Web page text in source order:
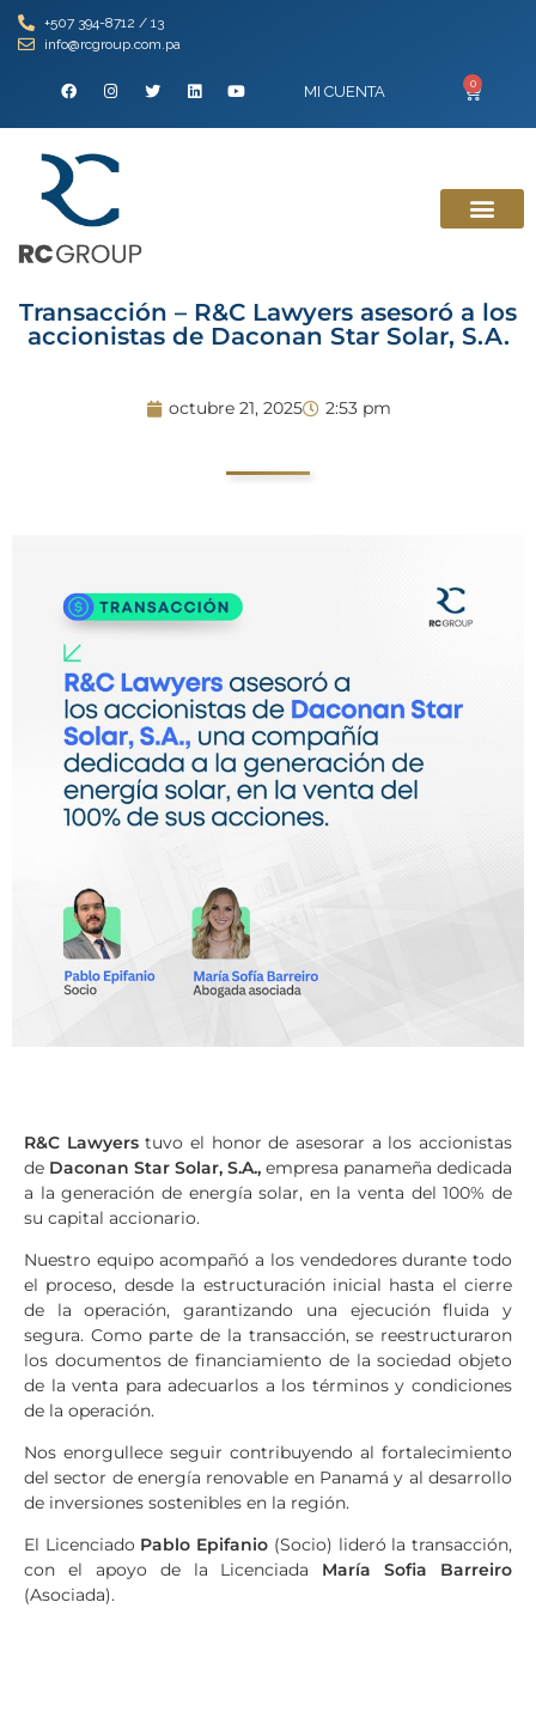
+507 394-8712 / 13
info@rcgroup.com.pa
MI CUENTA 0
Transacción – R&C Lawyers asesoró a los
accionistas de Daconan Star Solar, S.A.
octubre 21, 2025 2:53 pm
R&C Lawyerstuvo el honor de asesorar a los accionistas
de Daconan Star Solar, S.A., empresa panameña dedicada
a la generación de energía solar, en la venta del 100% de
su capital accionario.
Nuestro equipo acompañó a los vendedores durante todo
el proceso, desde la estructuración inicial hasta el cierre
de la operación, garantizando una ejecución fluida y
segura. Como parte de la transacción, se reestructuraron
los documentos de financiamiento de la sociedad objeto
de la venta para adecuarlos a los términos y condiciones
de la operación.
Nos enorgullece seguir contribuyendo al fortalecimiento
del sector de energía renovable en Panamá y al desarrollo
de inversiones sostenibles en la región.
El Licenciado Pablo Epifanio (Socio) lideró la transacción,
con el apoyo de la Licenciada María Sofia Barreiro
(Asociada).